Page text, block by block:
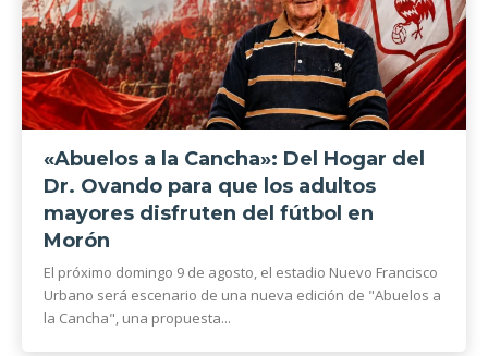
«Abuelos a la Cancha»: Del Hogar del
Dr. Ovando para que los adultos
mayores disfruten del fútbol en
Morón
El próximo domingo 9 de agosto, el estadio Nuevo Francisco
Urbano será escenario de una nueva edición de "Abuelos a
la Cancha", una propuesta...